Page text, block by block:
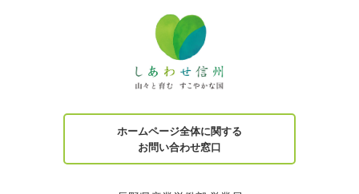
ホームページ全体に関する
お問い合わせ窓口